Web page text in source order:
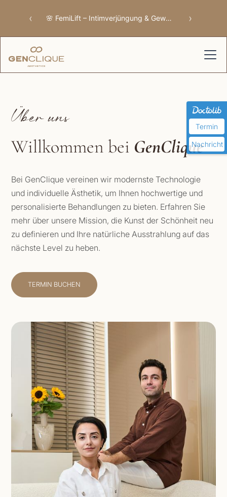
‹ ✨ Anal Bleaching – Sanfte Aufhellung ›
Über uns
Willkommen bei GenClique
Bei GenClique vereinen wir modernste Technologie
und individuelle Ästhetik, um Ihnen hochwertige und
personalisierte Behandlungen zu bieten. Erfahren Sie
mehr über unsere Mission, die Kunst der Schönheit neu
zu definieren und Ihre natürliche Ausstrahlung auf das
nächste Level zu heben.
TERMIN BUCHEN
Termin
Nachricht